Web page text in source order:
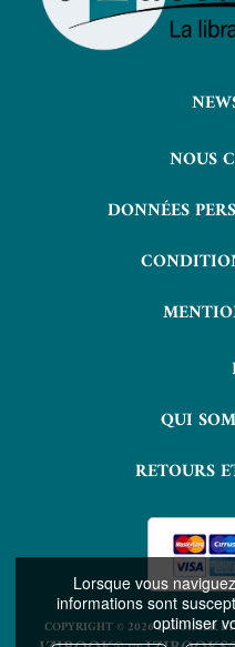
Lorsque vous
informations sont
optimiser
NOUS
DONNÉES
QUI
RETOURS
COPYRIGHT © 2026 LAVOISIER